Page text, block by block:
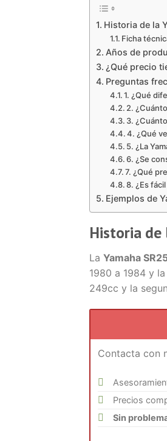
Historia de la
Ficha
Años de
¿Qué precio
Preguntas
1. ¿Qué
2.
3.
4. ¿Qué
5. ¿La
6. ¿Se
7. ¿Qué
8. ¿Es
Ejemplos de
Historia de
La Yamaha
1980 a 1984 y
249cc y la
Contacta con
Precios
Sin